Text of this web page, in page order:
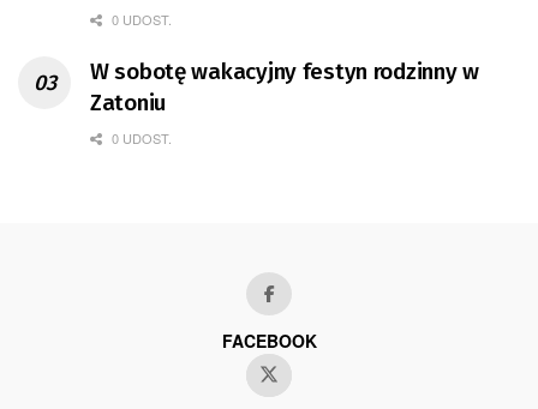
0 UDOST.
W sobotę wakacyjny festyn rodzinny w
Zatoniu
0 UDOST.
FACEBOOK